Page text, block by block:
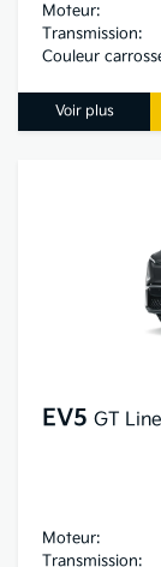
Moteur:
Transmission:
Couleur
Voir plus
EV5 GT
Moteur:
Transmission: